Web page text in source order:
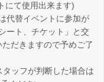
にて使用出来ます)
代替イベントに参加が
ート、チケット」と交
だきますので予めご了
ッフが判断した場合は